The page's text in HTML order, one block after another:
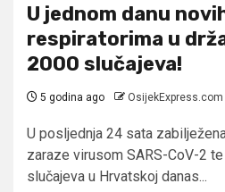
U jednom danu
respiratorima u
2000 slučajeva!
5 godina ago
U posljednja 24 sata
zaraze virusom SARS-CoV-2
slučajeva u Hrvatskoj danas...